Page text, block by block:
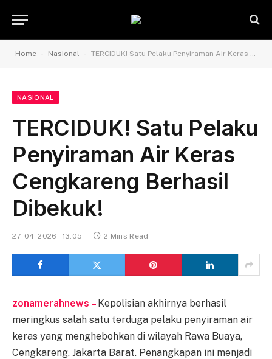
Home - Nasional - TERCIDUK! Satu Pelaku Penyiraman Air Keras Cengkareng Berhasil Dibekuk!
NASIONAL
TERCIDUK! Satu Pelaku
Penyiraman Air Keras
Cengkareng Berhasil
Dibekuk!
27-04-2026 - 13.05 2 Mins Read
zonamerahnews – Kepolisian akhirnya berhasil
meringkus salah satu terduga pelaku penyiraman air
keras yang menghebohkan di wilayah Rawa Buaya,
Cengkareng, Jakarta Barat. Penangkapan ini menjadi